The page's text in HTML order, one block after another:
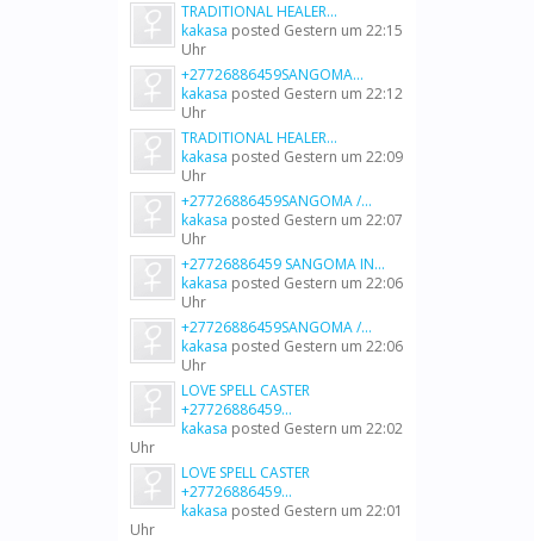
TRADITIONAL HEALER...
kakasa posted Gestern um 22:15
Uhr
+27726886459SANGOMA...
kakasa posted Gestern um 22:12
Uhr
TRADITIONAL HEALER...
kakasa posted Gestern um 22:09
Uhr
+27726886459SANGOMA /...
kakasa posted Gestern um 22:07
Uhr
+27726886459 SANGOMA IN...
kakasa posted Gestern um 22:06
Uhr
+27726886459SANGOMA /...
kakasa posted Gestern um 22:06
Uhr
LOVE SPELL CASTER
+27726886459...
kakasa posted Gestern um 22:02
Uhr
LOVE SPELL CASTER
+27726886459...
kakasa posted Gestern um 22:01
Uhr